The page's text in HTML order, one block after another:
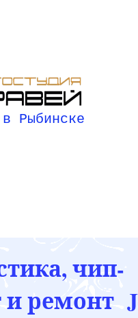
Рыбинске
чип-
ремонт